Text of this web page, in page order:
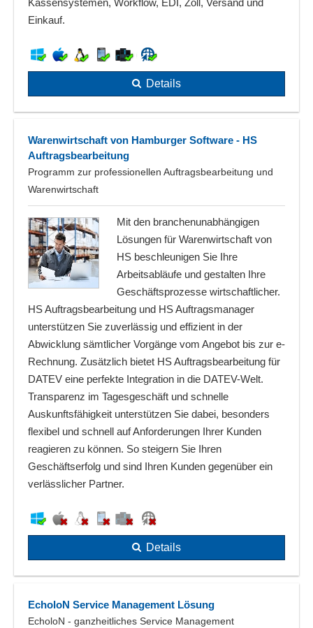
Kassensystemen, Workflow, EDI, Zoll, Versand und
Einkauf.
Details
Warenwirtschaft von Hamburger Software - HS
Auftragsbearbeitung
Programm zur professionellen Auftragsbearbeitung und
Warenwirtschaft
Mit den branchenunabhängigen
Lösungen für Warenwirtschaft von
HS beschleunigen Sie Ihre
Arbeitsabläufe und gestalten Ihre
Geschäftsprozesse wirtschaftlicher.
HS Auftragsbearbeitung und HS Auftragsmanager
unterstützen Sie zuverlässig und effizient in der
Abwicklung sämtlicher Vorgänge vom Angebot bis zur e-
Rechnung. Zusätzlich bietet HS Auftragsbearbeitung für
DATEV eine perfekte Integration in die DATEV-Welt.
Transparenz im Tagesgeschäft und schnelle
Auskunftsfähigkeit unterstützen Sie dabei, besonders
flexibel und schnell auf Anforderungen Ihrer Kunden
reagieren zu können. So steigern Sie Ihren
Geschäftserfolg und sind Ihren Kunden gegenüber ein
verlässlicher Partner.
Details
EcholoN Service Management Lösung
EcholoN - ganzheitliches Service Management